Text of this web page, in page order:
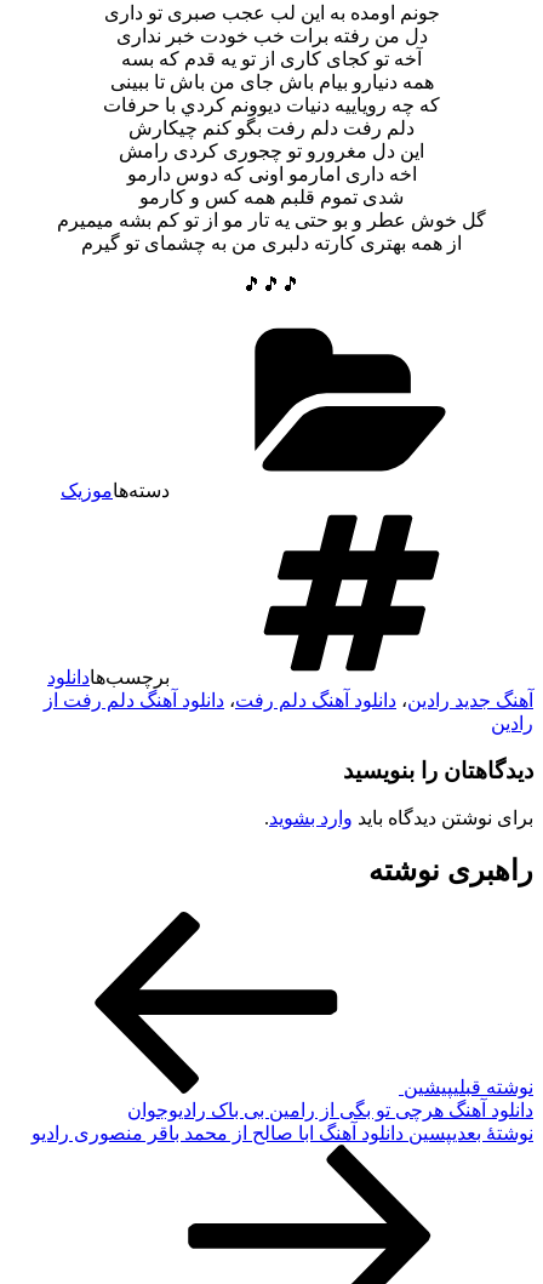
جونم اومده به اين لب عجب صبری تو داری
دل من رفته برات خب خودت خبر نداری
آخه تو كجای كاری از تو يه قدم كه بسه
همه دنيارو بيام باش جای من باش تا ببينی
که چه روياييه دنيات ديوونم كردي با حرفات
دلم رفت دلم رفت بگو كنم چیكارش
اين دل مغرورو تو چجوری كردی رامش
اخه داری امارمو اونی كه دوس دارمو
شدی تموم قلبم همه كس و كارمو
گل خوش عطر و بو حتی يه تار مو از تو كم بشه ميميرم
از همه بهتری كارته دلبری من به چشمای تو گيرم
🎵🎵🎵
دسته‌هاموزیک
برچسب‌هادانلود
آهنگ جدید رادین، دانلود آهنگ دلم رفت، دانلود آهنگ دلم رفت از
رادین
دیدگاهتان را بنویسید
برای نوشتن دیدگاه باید وارد بشوید.
راهبری نوشته
نوشته قبلیپیشین
دانلود آهنگ هرچی تو بگی از رامین بی باک رادیوجوان
نوشته‌ٔ بعدیپسین دانلود آهنگ ابا صالح از محمد باقر منصوری رادیو